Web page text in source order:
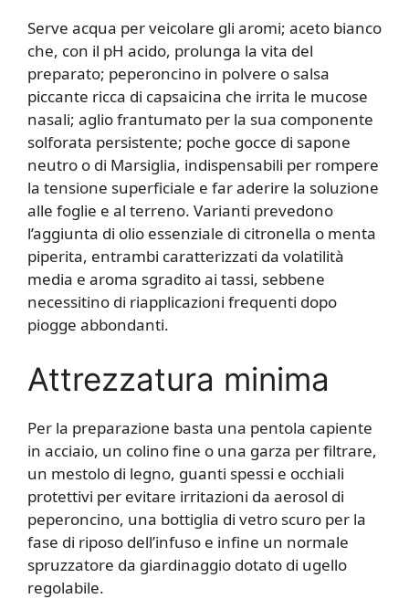
Serve acqua per veicolare gli aromi; aceto bianco
che, con il pH acido, prolunga la vita del
preparato; peperoncino in polvere o salsa
piccante ricca di capsaicina che irrita le mucose
nasali; aglio frantumato per la sua componente
solforata persistente; poche gocce di sapone
neutro o di Marsiglia, indispensabili per rompere
la tensione superficiale e far aderire la soluzione
alle foglie e al terreno. Varianti prevedono
l’aggiunta di olio essenziale di citronella o menta
piperita, entrambi caratterizzati da volatilità
media e aroma sgradito ai tassi, sebbene
necessitino di riapplicazioni frequenti dopo
piogge abbondanti.
Attrezzatura minima
Per la preparazione basta una pentola capiente
in acciaio, un colino fine o una garza per filtrare,
un mestolo di legno, guanti spessi e occhiali
protettivi per evitare irritazioni da aerosol di
peperoncino, una bottiglia di vetro scuro per la
fase di riposo dell’infuso e infine un normale
spruzzatore da giardinaggio dotato di ugello
regolabile.